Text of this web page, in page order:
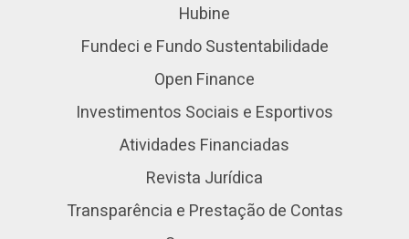
Hubine
Fundeci e Fundo Sustentabilidade
Open Finance
Investimentos Sociais e Esportivos
Atividades Financiadas
Revista Jurídica
Transparência e Prestação de Contas